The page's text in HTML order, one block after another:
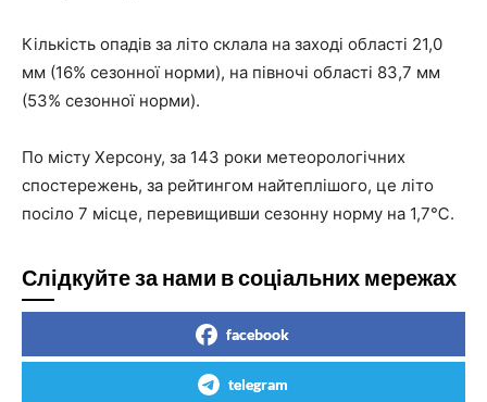
Кількість опадів за літо склала на заході області 21,0
мм (16% сезонної норми), на півночі області 83,7 мм
(53% сезонної норми).
По місту Херсону, за 143 роки метеорологічних
спостережень, за рейтингом найтеплішого, це літо
посіло 7 місце, перевищивши сезонну норму на 1,7℃.
Слідкуйте за нами в соціальних мережах
facebook
telegram